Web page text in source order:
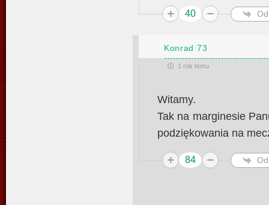
40
Konrad 73
1 rok temu
Witamy.
Tak na marginesie
podziękowania na
84